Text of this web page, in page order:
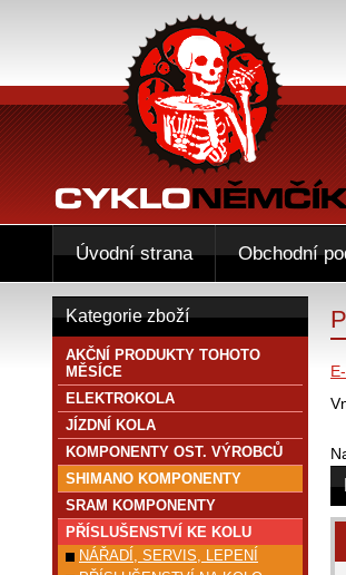
Kategorie zboží
AKČNÍ PRODUKTY TOHOTO
MĚSÍCE
ELEKTROKOLA
JÍZDNÍ KOLA
KOMPONENTY OST. VÝROBCŮ
SHIMANO KOMPONENTY
SRAM KOMPONENTY
PŘÍSLUŠENSTVÍ KE KOLU
NÁŘADÍ, SERVIS, LEPENÍ
Úvodní strana Obchodní